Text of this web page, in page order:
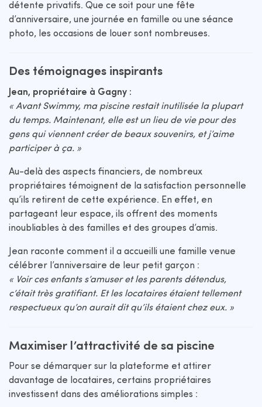
détente privatifs. Que ce soit pour une fête
d’anniversaire, une journée en famille ou une séance
photo, les occasions de louer sont nombreuses.
Des témoignages inspirants
Jean, propriétaire à Gagny :
« Avant Swimmy, ma piscine restait inutilisée la plupart
du temps. Maintenant, elle est un lieu de vie pour des
gens qui viennent créer de beaux souvenirs, et j’aime
participer à ça. »
Au-delà des aspects financiers, de nombreux
propriétaires témoignent de la satisfaction personnelle
qu’ils retirent de cette expérience. En effet, en
partageant leur espace, ils offrent des moments
inoubliables à des familles et des groupes d’amis.
Jean raconte comment il a accueilli une famille venue
célébrer l’anniversaire de leur petit garçon :
« Voir ces enfants s’amuser et les parents détendus,
c’était très gratifiant. Et les locataires étaient tellement
respectueux qu’on aurait dit qu’ils étaient chez eux. »
Maximiser l’attractivité de sa piscine
Pour se démarquer sur la plateforme et attirer
davantage de locataires, certains propriétaires
investissent dans des améliorations simples :